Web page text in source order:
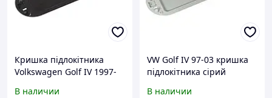
Кришка підлокітника
Volkswagen Golf IV 1997-
В наличии
VW Golf IV 97-03 кришка
підлокітника сірий
В наличии